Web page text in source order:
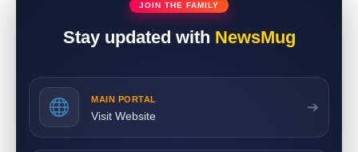
JOIN THE FAMILY
Stay updated with NewsMug
MAIN PORTAL
Visit Website
➔